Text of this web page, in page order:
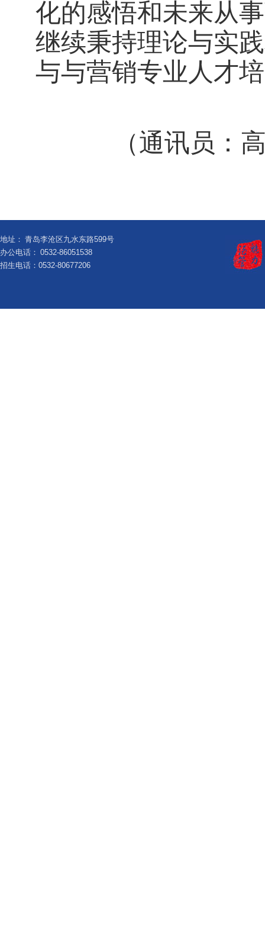
化的感悟和未来从
继续秉持理论与实
与与营销专业人才
（通讯员：
地址： 青岛李沧区九水东路599号
办公电话： 0532-86051538
招生电话：0532-80677206